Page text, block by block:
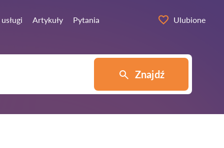
Artykuły Pytania Ulubione
Znajdź